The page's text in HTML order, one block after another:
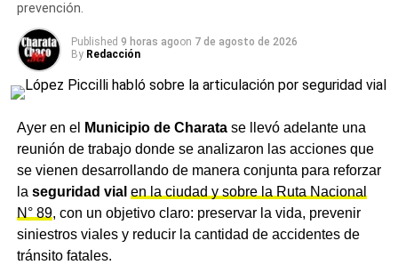
Voces críticas dentro del propio
oficialismo
Pese al cierre de filas, la interna libertaria no logró
silenciarse del todo. Nicolás Márquez, biógrafo oficial del
presidente, fue la primera voz de relevancia del mundo
libertario en pedir públicamente la renuncia de Adorni:
«Toda la gente está haciendo un esfuerzo, Adorni
también podría hacerlo. No le está haciendo bien al
Gobierno su permanencia, independientemente de que
sea culpable o no de lo que se le adjudica.»
prevención.
Published 9 horas agoon 7 de agosto de 2026
By Redacción
Ayer en el Municipio de Charatase llevó adelante una
reunión de trabajo donde se analizaron las acciones que
se vienen desarrollando de manera conjunta para reforzar
la seguridad vial en la ciudad y sobre la Ruta Nacional
N° 89, con un objetivo claro: preservar la vida, prevenir
siniestros viales y reducir la cantidad de accidentes de
tránsito fatales.